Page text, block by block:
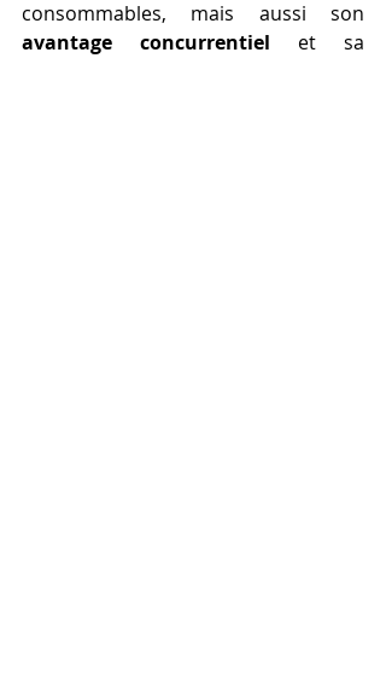
avantage concurrentiel et sa